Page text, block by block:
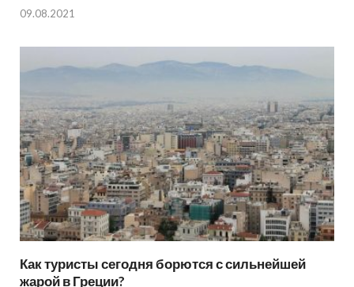
09.08.2021
Как туристы сегодня борются с сильнейшей
жарой в Греции?